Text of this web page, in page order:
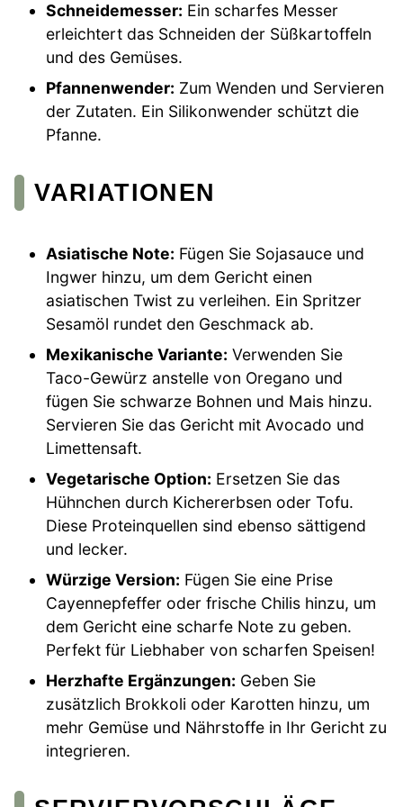
Schneidemesser: Ein scharfes Messer
erleichtert das Schneiden der Süßkartoffeln
und des Gemüses.
Pfannenwender: Zum Wenden und Servieren
der Zutaten. Ein Silikonwender schützt die
Pfanne.
VARIATIONEN
Asiatische Note: Fügen Sie Sojasauce und
Ingwer hinzu, um dem Gericht einen
asiatischen Twist zu verleihen. Ein Spritzer
Sesamöl rundet den Geschmack ab.
Mexikanische Variante: Verwenden Sie
Taco-Gewürz anstelle von Oregano und
fügen Sie schwarze Bohnen und Mais hinzu.
Servieren Sie das Gericht mit Avocado und
Limettensaft.
Vegetarische Option: Ersetzen Sie das
Hühnchen durch Kichererbsen oder Tofu.
Diese Proteinquellen sind ebenso sättigend
und lecker.
Würzige Version: Fügen Sie eine Prise
Cayennepfeffer oder frische Chilis hinzu, um
dem Gericht eine scharfe Note zu geben.
Perfekt für Liebhaber von scharfen Speisen!
Herzhafte Ergänzungen: Geben Sie
zusätzlich Brokkoli oder Karotten hinzu, um
mehr Gemüse und Nährstoffe in Ihr Gericht zu
integrieren.